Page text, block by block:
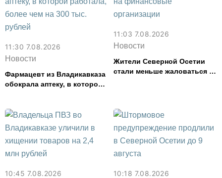
11:30 7.08.2026
Новости
Фармацевт из Владикавказа
обокрала аптеку, в которой
11:03 7.08.2026
Новости
Жители Северной Осетии
стали меньше жаловаться на
10:45 7.08.2026
10:18 7.08.2026